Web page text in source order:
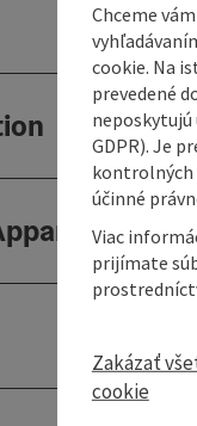
Chceme
cookie. Na
prevedené
neposkytujú
GDPR). Je
kontrolných
účinné
Viac
prijímate
Zakázať
cookie